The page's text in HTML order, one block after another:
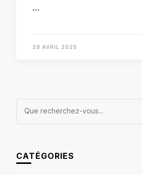
…
29 AVRIL 2025
Vous
CATÉGORIES